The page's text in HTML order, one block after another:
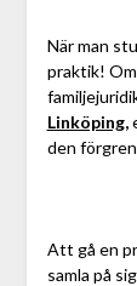
När man
praktik!
Linköping,
den
Att gå en
samla på